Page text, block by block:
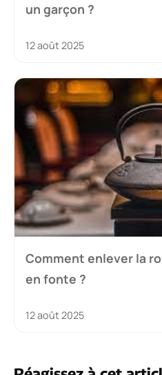
un garçon ?
12 août 2025
Comment enlever la
en fonte ?
12 août 2025